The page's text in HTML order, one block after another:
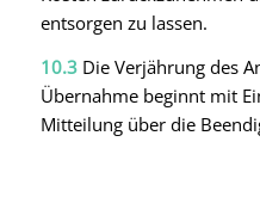
entsorgen zu lassen.
10.3Die Verjährung des
Übernahme beginnt mit
Mitteilung über die